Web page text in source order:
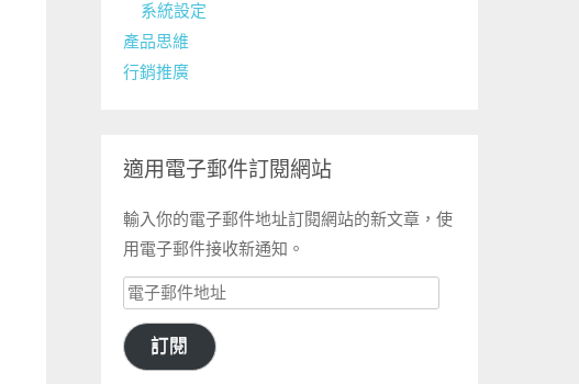
系統設定
產品思維
行銷推廣
適用電子郵件訂閱網站
輸入你的電子郵件地址訂閱網站的新文章，使
用電子郵件接收新通知。
電
郵
訂閱